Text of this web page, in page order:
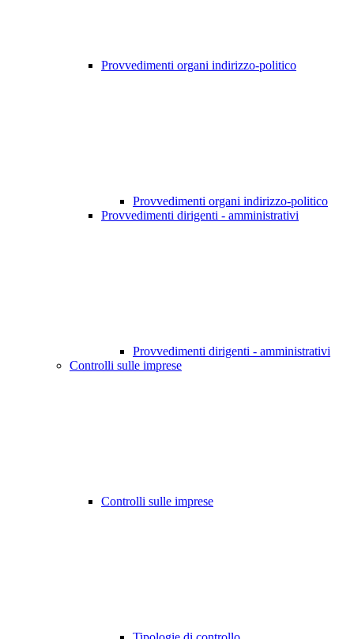
Provvedimenti organi indirizzo-politico
Provvedimenti organi indirizzo-politico
Provvedimenti dirigenti - amministrativi
Provvedimenti dirigenti - amministrativi
Controlli sulle imprese
Controlli sulle imprese